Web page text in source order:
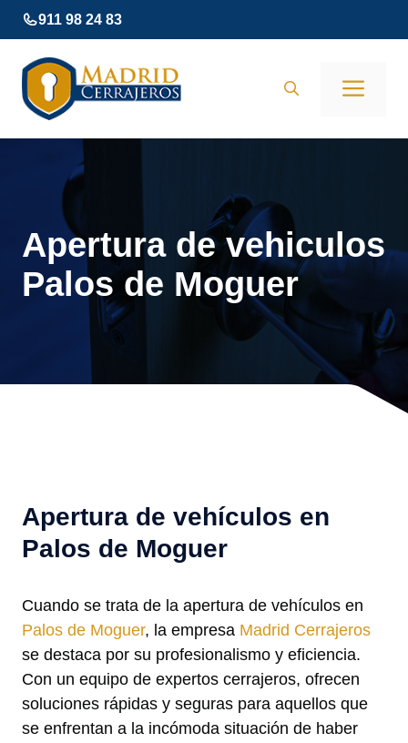
Saltar
al
contenido
911 98 24 83
Apertura de vehiculos
Palos de Moguer
Apertura de vehículos en
Palos de Moguer
Cuando se trata de la apertura de vehículos en
Palos de Moguer, la empresa Madrid Cerrajeros
se destaca por su profesionalismo y eficiencia.
Con un equipo de expertos cerrajeros, ofrecen
soluciones rápidas y seguras para aquellos que
se enfrentan a la incómoda situación de haber